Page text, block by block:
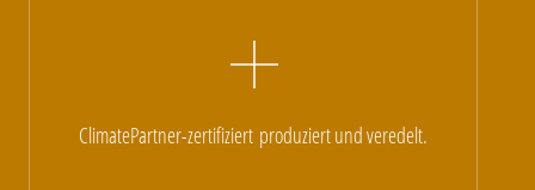
ClimatePartner-zertifiziert produziert und veredelt.